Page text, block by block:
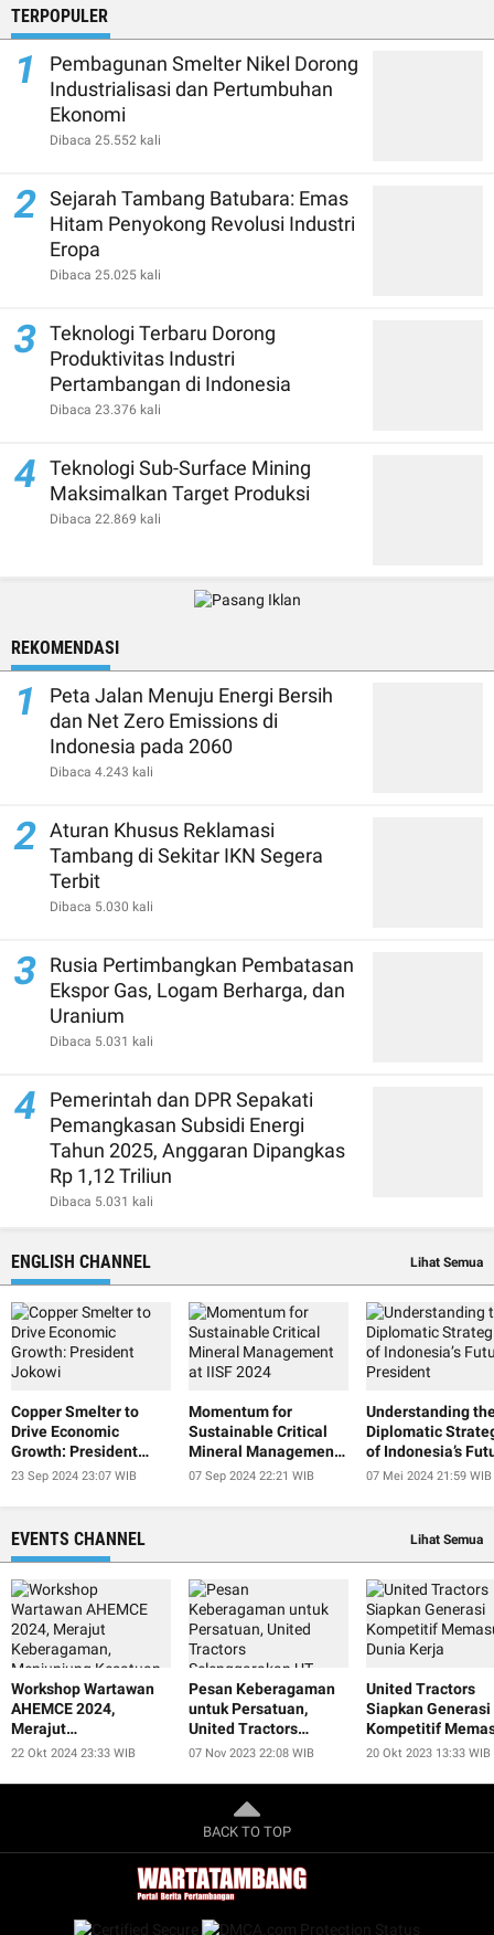
TERPOPULER
1
Pembagunan Smelter Nikel Dorong
Industrialisasi dan Pertumbuhan
Ekonomi
Dibaca 25.552 kali
2 Sejarah Tambang Batubara: Emas
Hitam Penyokong Revolusi Industri
Eropa
Dibaca 25.025 kali
3 Teknologi Terbaru Dorong
Produktivitas Industri
Pertambangan di Indonesia
Dibaca 23.376 kali
4
Teknologi Sub-Surface Mining
Maksimalkan Target Produksi
Dibaca 22.869 kali
REKOMENDASI
1
Peta Jalan Menuju Energi Bersih
dan Net Zero Emissions di
Indonesia pada 2060
Dibaca 4.243 kali
2 Aturan Khusus Reklamasi
Tambang di Sekitar IKN Segera
Terbit
Dibaca 5.030 kali
3
Rusia Pertimbangkan Pembatasan
Ekspor Gas, Logam Berharga, dan
Uranium
Dibaca 5.031 kali
4
Pemerintah dan DPR Sepakati
Pemangkasan Subsidi Energi
Tahun 2025, Anggaran Dipangkas
Rp 1,12 Triliun
Dibaca 5.031 kali
ENGLISH CHANNEL Lihat Semua
Copper Smelter to
Drive Economic
Growth: President
Jokowi
23 Sep 2024 23:07 WIB
Momentum for
Sustainable Critical
Mineral Management
at IISF 2024
07 Sep 2024 22:21 WIB
Understanding
Diplomatic
of Indonesia’s
President
07 Mei 2024 21:59 WIB
EVENTS CHANNEL Lihat Semua
Workshop Wartawan
AHEMCE 2024,
Merajut
Keberagaman,
dan Menjaga
22 Okt 2024 23:33 WIB
Pesan Keberagaman
untuk Persatuan,
United Tractors
Selenggarakan UT
2023
07 Nov 2023 22:08 WIB
United Tractors
Siapkan Generasi
Kompetitif
Dunia Kerja
20 Okt 2023 13:33 WIB
BACK TO TOP